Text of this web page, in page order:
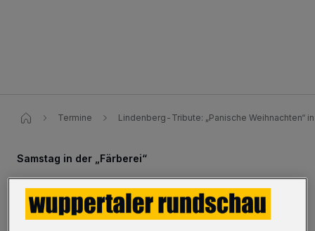
Termine Lindenberg-Tribute: „Panische Weihnachten“
Samstag in der „Färberei“
„Panische Weihnachten“ in
Oberbarmen